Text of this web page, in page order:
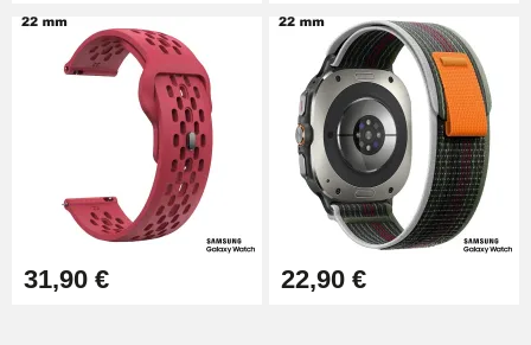
31,90 € 22,90 €